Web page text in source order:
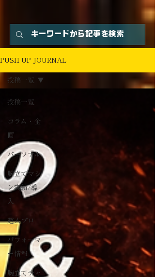
PUSH-UP JOURNAL
投稿一覧
コラム・企
画
パーソナル
腕立てマシ
ン実績/導
入
超人プロ
パフォーマ
ー情報
腕立てチャ
投稿一覧